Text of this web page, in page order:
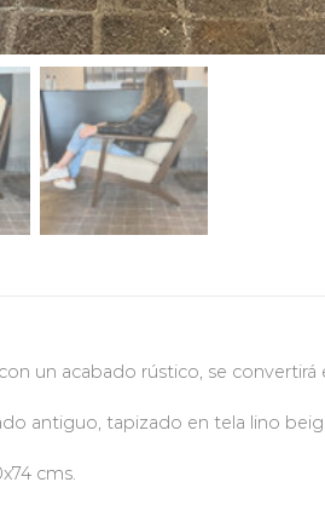
un acabado rústico, se
antiguo, tapizado en tela lino
cms.